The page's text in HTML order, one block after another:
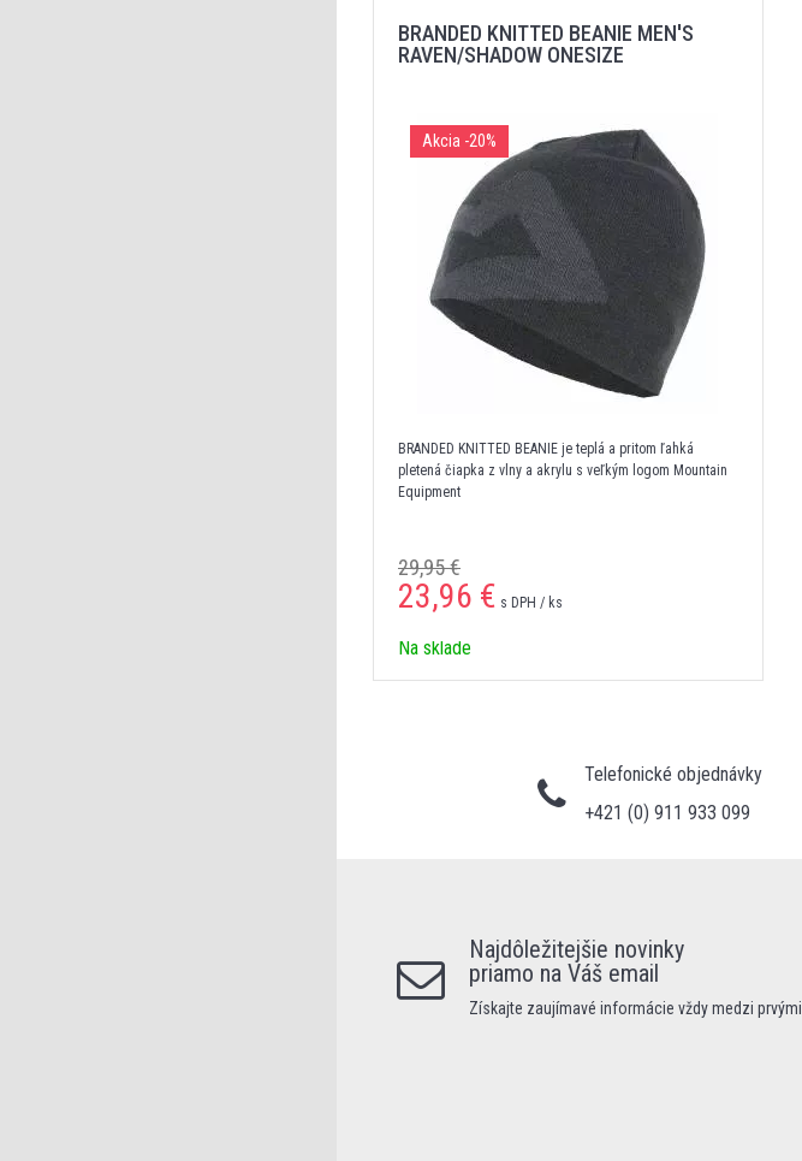
BRANDED KNITTED BEANIE MEN'S
RAVEN/SHADOW ONESIZE
Akcia -20%
BRANDED KNITTED BEANIE je teplá a pritom ľahká
pletená čiapka z vlny a akrylu s veľkým logom Mountain
Equipment
29,95 €
23,96 € s DPH / ks
Na sklade
Telefonické objednávky
+421 (0) 911 933 099
Najdôležitejšie novinky
priamo na Váš email
Získajte zaujímavé informácie vždy medzi prvými